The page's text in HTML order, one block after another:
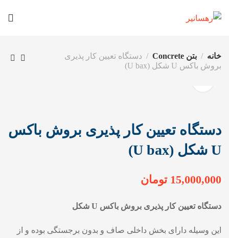
خانه بتن Concrete
دستگاه تعیین کار پذیری
بروش باکس U شکل (U bax)
دستگاه تعیین کار پذیری بروش باکس
U شکل (U bax)
15,000,000 تومان
دستگاه تعیین کار پذیری بروش باکس U شکل
این وسیله دارای بخش داخلی صاف و بدون برجستگی بوده و از